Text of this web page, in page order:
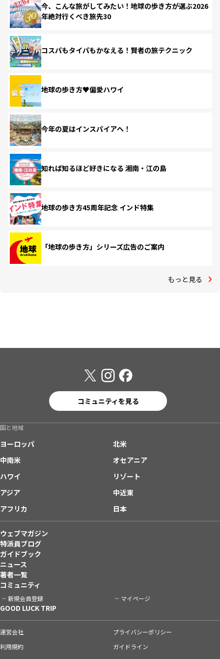
今、こんな旅がしてみたい！地球の歩き方が選ぶ2026
年絶対行くべき旅先30
コスパもタイパもかなえる！賢者の旅テクニック
地球の歩き方♥偏愛ハワイ
今年の夏はインスパイアへ！
知れば知るほど好きになる 湘南・江の島
地球の歩き方45周年記念 インド特集
「地球の歩き方」シリーズ広告のご案内
もっと見る
コミュニティを見る
国と地域
ヨーロッパ
北米
中南米
オセアニア
ハワイ
リゾート
アジア
中近東
アフリカ
日本
ウェブマガジン
特派員ブログ
ガイドブック
ニュース
著者一覧
コミュニティ
新規会員登録 マイページ
GOOD LUCK TRIP
運営会社
プライバシーポリシー
利用規約
ガイドライン